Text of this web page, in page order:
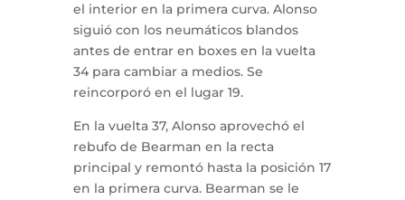
el interior en la primera curva. Alonso
siguió con los neumáticos blandos
antes de entrar en boxes en la vuelta
34 para cambiar a medios. Se
reincorporó en el lugar 19.
En la vuelta 37, Alonso aprovechó el
rebufo de Bearman en la recta
principal y remontó hasta la posición 17
en la primera curva. Bearman se le